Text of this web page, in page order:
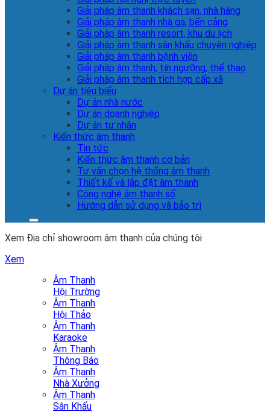
Giải pháp âm thanh khách sạn, nhà hàng
Giải pháp âm thanh nhà ga, bến cảng
Giải pháp âm thanh resort, khu du lịch
Giải pháp âm thanh sân khấu chuyên nghiệp
Giải pháp âm thanh bệnh viện
Giải pháp âm thanh, tín ngưỡng, thể thao
Giải pháp âm thanh tích hợp cấp xã
Dự án tiêu biểu
Dự án nhà nước
Dự án doanh nghiệp
Dự án tư nhân
Kiến thức âm thanh
Tin tức
Kiến thức âm thanh cơ bản
Tư vấn chọn hệ thống âm thanh
Thiết kế và lắp đặt âm thanh
Công nghệ âm thanh số
Hướng dẫn sử dụng và bảo trì
Xem Địa chỉ showroom âm thanh của chúng tôi
Xem
Âm Thanh
Hội Trường
Âm Thanh
Hội Thảo
Âm Thanh
Karaoke
Âm Thanh
Thông Báo
Âm Thanh
Nhà Xưởng
Âm Thanh
Sân Khấu